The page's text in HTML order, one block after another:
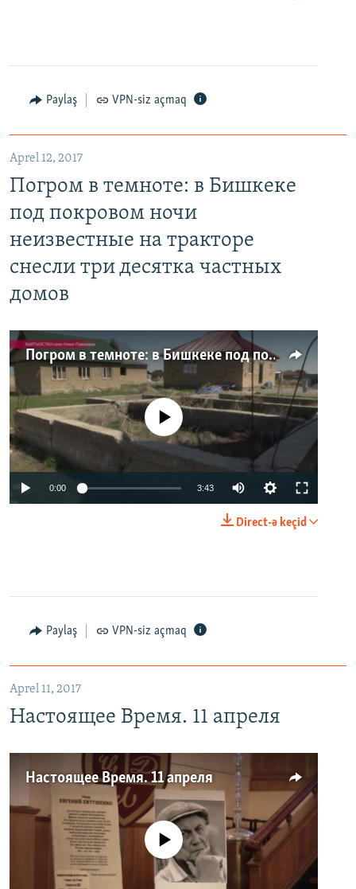
Paylaş VPN-siz açmaq
Aprel 12, 2017
Погром в темноте: в Бишкеке
под покровом ночи
неизвестные на тракторе
снесли три десятка частных
домов
Погром в темноте: в Бишкеке под покровом ночи неизвестные на тракторе снесли три десятка частных домов
No media source currently available
0:00 3:43
Direct-ə keçid
Paylaş VPN-siz açmaq
Aprel 11, 2017
Настоящее Время. 11 апреля
Настоящее Время. 11 апреля
No media source currently available